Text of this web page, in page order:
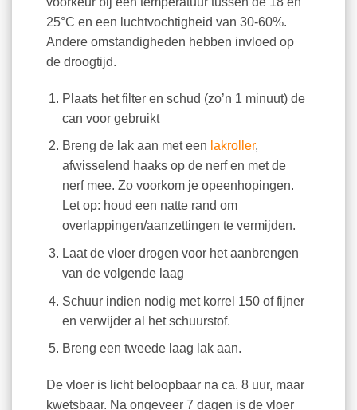
25°C en een luchtvochtigheid van 30-60%.
Andere omstandigheden hebben invloed op
de droogtijd.
Plaats het filter en schud (zo’n 1 minuut) de
can voor gebruikt
Breng de lak aan met een lakroller,
afwisselend haaks op de nerf en met de
nerf mee. Zo voorkom je opeenhopingen.
Let op: houd een natte rand om
overlappingen/aanzettingen te vermijden.
Laat de vloer drogen voor het aanbrengen
van de volgende laag
Schuur indien nodig met korrel 150 of fijner
en verwijder al het schuurstof.
Breng een tweede laag lak aan.
De vloer is licht beloopbaar na ca. 8 uur, maar
kwetsbaar. Na ongeveer 7 dagen is de vloer